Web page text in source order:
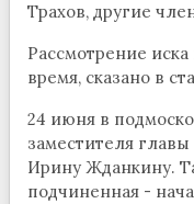
Трахов, другие
Рассмотрение
время, сказано в
24 июня в
заместителя
Ирину Жданкину.
подчиненная -